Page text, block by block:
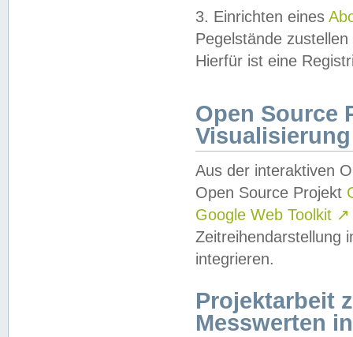
3. Einrichten eines
Pegelstände
Hierfür ist eine
Open Source
Visualisierung
Aus der interaktiven
Open Source Projekt
Google Web Toolkit ↗
Zeitreihendarstellung
integrieren.
Projektarbeit
Messwerten